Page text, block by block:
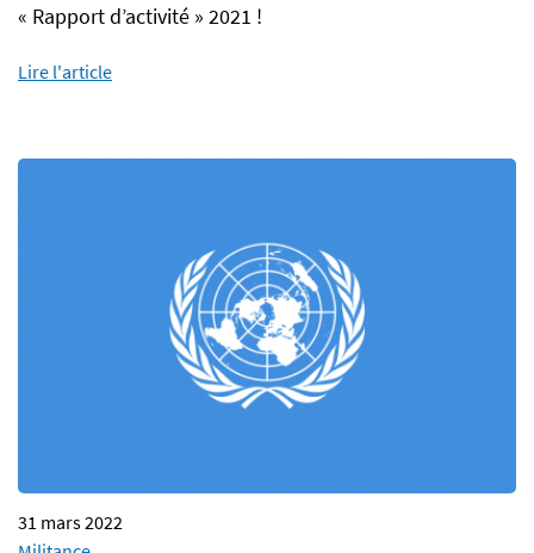
« Rapport d’activité » 2021 !
Lire l'article
31 mars 2022